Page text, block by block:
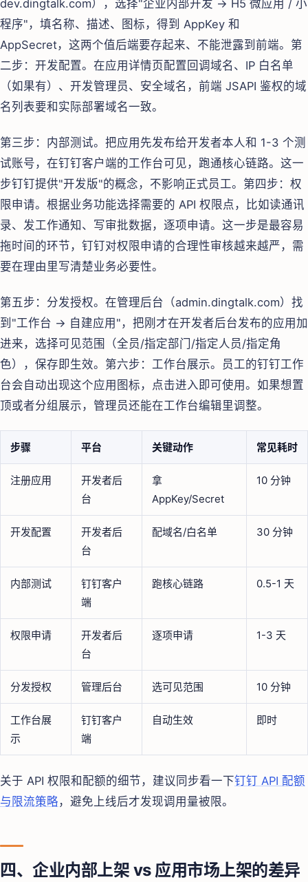
dev.dingtalk.com），选择"企业内部开发 → H5 微应用 / 小
程序"，填名称、描述、图标，得到 AppKey 和
AppSecret，这两个值后端要存起来、不能泄露到前端。第
二步：开发配置。在应用详情页配置回调域名、IP 白名单
（如果有）、开发管理员、安全域名，前端 JSAPI 鉴权的域
名列表要和实际部署域名一致。
第三步：内部测试。把应用先发布给开发者本人和 1-3 个测
试账号，在钉钉客户端的工作台可见，跑通核心链路。这一
步钉钉提供"开发版"的概念，不影响正式员工。第四步：权
限申请。根据业务功能选择需要的 API 权限点，比如读通讯
录、发工作通知、写审批数据，逐项申请。这一步是最容易
拖时间的环节，钉钉对权限申请的合理性审核越来越严，需
要在理由里写清楚业务必要性。
第五步：分发授权。在管理后台（admin.dingtalk.com）找
到"工作台 → 自建应用"，把刚才在开发者后台发布的应用加
进来，选择可见范围（全员/指定部门/指定人员/指定角
色），保存即生效。第六步：工作台展示。员工的钉钉工作
台会自动出现这个应用图标，点击进入即可使用。如果想置
顶或者分组展示，管理员还能在工作台编辑里调整。
步骤 平台 关键动作 常见耗时
注册应用
开发者后
台
拿
AppKey/Secret
10 分钟
开发配置
开发者后
台
配域名/白名单 30 分钟
内部测试
钉钉客户
端
跑核心链路 0.5-1 天
权限申请
开发者后
台
逐项申请 1-3 天
分发授权 管理后台 选可见范围 10 分钟
工作台展
示
钉钉客户
端
自动生效 即时
关于 API 权限和配额的细节，建议同步看一下钉钉 API 配额
与限流策略 ，避免上线后才发现调用量被限。
四、企业内部上架 vs 应用市场上架的差异